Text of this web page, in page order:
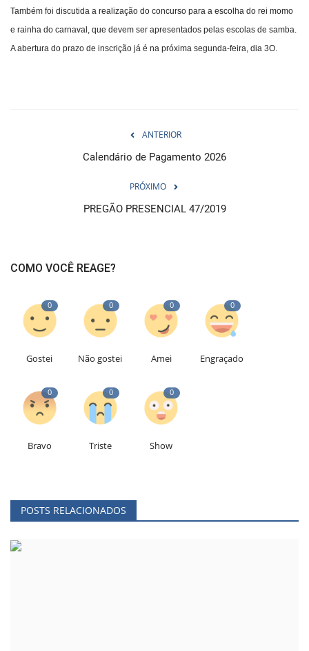
Também foi discutida a realização do concurso para a escolha do rei momo
e rainha do carnaval, que devem ser apresentados pelas escolas de samba.
A abertura do prazo de inscrição já é na próxima segunda-feira, dia 3O.
ANTERIOR
Calendário de Pagamento 2026
PRÓXIMO
PREGÃO PRESENCIAL 47/2019
COMO VOCÊ REAGE?
0
Gostei
0
Não gostei
0
Amei
0
Engraçado
0
Bravo
0
Triste
0
Show
POSTS RELACIONADOS